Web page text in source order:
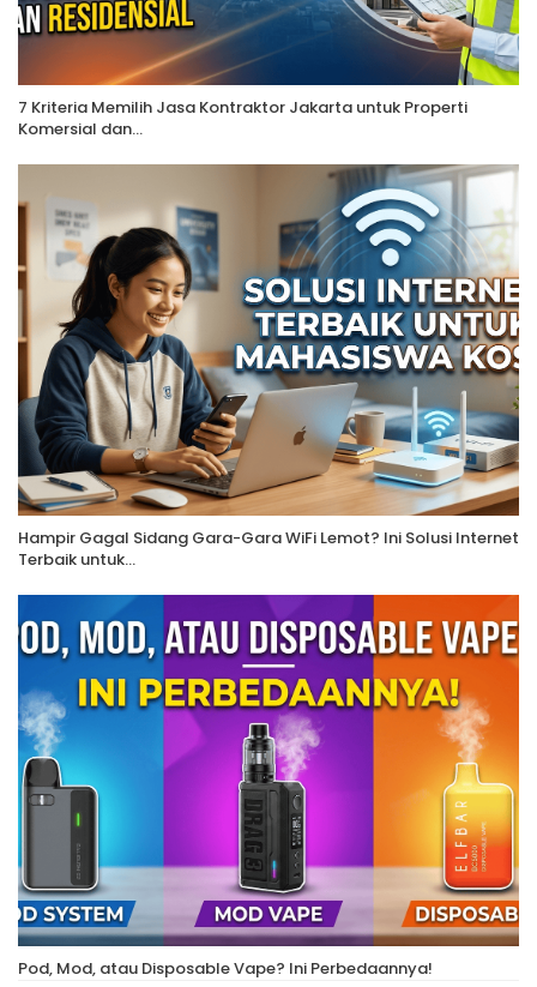
7 Kriteria Memilih Jasa Kontraktor Jakarta untuk Properti
Komersial dan…
Hampir Gagal Sidang Gara-Gara WiFi Lemot? Ini Solusi Internet
Terbaik untuk…
Pod, Mod, atau Disposable Vape? Ini Perbedaannya!